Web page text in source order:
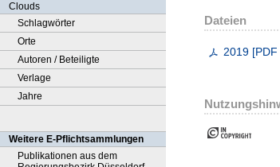
Clouds
Schlagwörter
Orte
Autoren / Beteiligte
Verlage
Jahre
Weitere E-Pflichtsammlungen
Publikationen aus dem
Dateien
2019 [PDF